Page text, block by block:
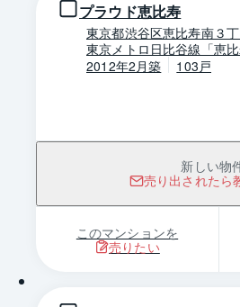
プラウド恵比寿
東京都渋谷区恵比寿南３
東京メトロ日比谷線「恵
2012年2月築
103戸
新しい物
売り出されたら
このマンションを
売りたい